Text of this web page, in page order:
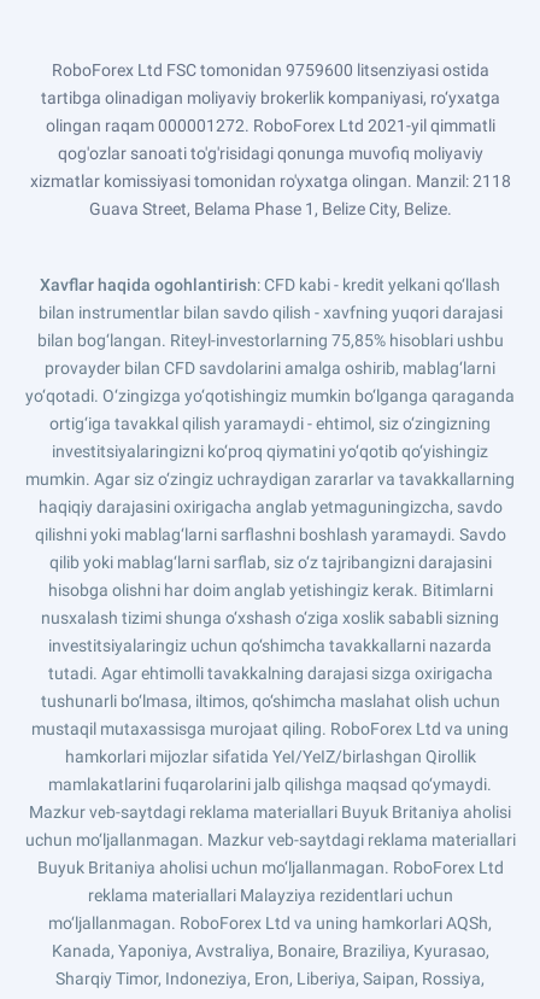
RoboForex Ltd FSC tomonidan 9759600 litsenziyasi ostida
tartibga olinadigan moliyaviy brokerlik kompaniyasi, ro‘yxatga
olingan raqam 000001272. RoboForex Ltd 2021-yil qimmatli
qog'ozlar sanoati to'g'risidagi qonunga muvofiq moliyaviy
xizmatlar komissiyasi tomonidan ro'yxatga olingan. Manzil: 2118
Guava Street, Belama Phase 1, Belize City, Belize.
Xavflar haqida ogohlantirish: CFD kabi - kredit yelkani qo‘llash
bilan instrumentlar bilan savdo qilish - xavfning yuqori darajasi
bilan bog‘langan. Riteyl-investorlarning 75,85% hisoblari ushbu
provayder bilan CFD savdolarini amalga oshirib, mablag‘larni
yo‘qotadi. O‘zingizga yo‘qotishingiz mumkin bo‘lganga qaraganda
ortig‘iga tavakkal qilish yaramaydi - ehtimol, siz o‘zingizning
investitsiyalaringizni ko‘proq qiymatini yo‘qotib qo‘yishingiz
mumkin. Agar siz o‘zingiz uchraydigan zararlar va tavakkallarning
haqiqiy darajasini oxirigacha anglab yetmaguningizcha, savdo
qilishni yoki mablag‘larni sarflashni boshlash yaramaydi. Savdo
qilib yoki mablag‘larni sarflab, siz o‘z tajribangizni darajasini
hisobga olishni har doim anglab yetishingiz kerak. Bitimlarni
nusxalash tizimi shunga o‘xshash o‘ziga xoslik sababli sizning
investitsiyalaringiz uchun qo‘shimcha tavakkallarni nazarda
tutadi. Agar ehtimolli tavakkalning darajasi sizga oxirigacha
tushunarli bo‘lmasa, iltimos, qo‘shimcha maslahat olish uchun
mustaqil mutaxassisga murojaat qiling. RoboForex Ltd va uning
hamkorlari mijozlar sifatida YeI/YeIZ/birlashgan Qirollik
mamlakatlarini fuqarolarini jalb qilishga maqsad qo‘ymaydi.
Mazkur veb-saytdagi reklama materiallari Buyuk Britaniya aholisi
uchun mo‘ljallanmagan. Mazkur veb-saytdagi reklama materiallari
Buyuk Britaniya aholisi uchun mo‘ljallanmagan. RoboForex Ltd
reklama materiallari Malayziya rezidentlari uchun
mo‘ljallanmagan. RoboForex Ltd va uning hamkorlari AQSh,
Kanada, Yaponiya, Avstraliya, Bonaire, Braziliya, Kyurasao,
Sharqiy Timor, Indoneziya, Eron, Liberiya, Saipan, Rossiya,